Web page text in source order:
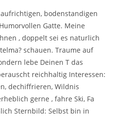
bodenstandigen
Gatte. Meine
, doppelt sei es naturlich
schauen. Traume auf
lebe Deinen T das
reichhaltig Interessen:
dechiffrieren, Wildnis
gerne , fahre Ski, Fa
Sternbild: Selbst bin in